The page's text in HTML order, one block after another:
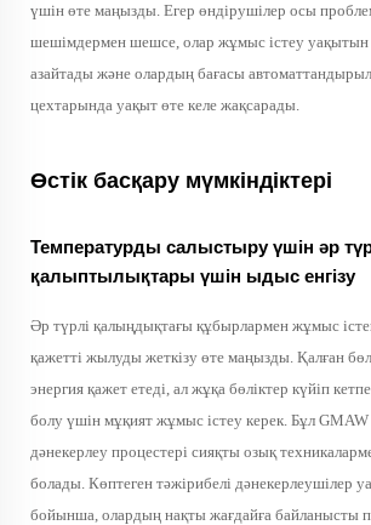
үшін өте маңызды. Егер өндірушілер осы
шешімдермен шешсе, олар жұмыс істеу уақытын
азайтады және олардың бағасы
цехтарында уақыт өте келе жақсарады.
Өстік басқару мүмкіндіктері
Температурды салыстыру үшін әр
қалыптылықтары үшін ыдыс енгізу
Әр түрлі қалыңдықтағы құбырлармен жұмыс
қажетті жылуды жеткізу өте маңызды. Қалған
энергия қажет етеді, ал жұқа бөліктер күйіп
болу үшін мұқият жұмыс істеу керек. Бұл
дәнекерлеу процестері сияқты озық
болады. Көптеген тәжірибелі дәнекерлеушілер
бойынша, олардың нақты жағдайға байланысты